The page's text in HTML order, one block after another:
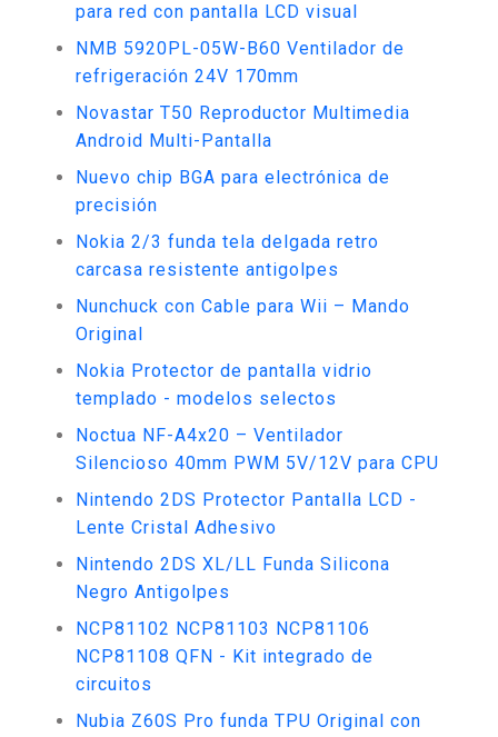
para red con pantalla LCD visual
NMB 5920PL-05W-B60 Ventilador de
refrigeración 24V 170mm
Novastar T50 Reproductor Multimedia
Android Multi-Pantalla
Nuevo chip BGA para electrónica de
precisión
Nokia 2/3 funda tela delgada retro
carcasa resistente antigolpes
Nunchuck con Cable para Wii – Mando
Original
Nokia Protector de pantalla vidrio
templado - modelos selectos
Noctua NF-A4x20 – Ventilador
Silencioso 40mm PWM 5V/12V para CPU
Nintendo 2DS Protector Pantalla LCD -
Lente Cristal Adhesivo
Nintendo 2DS XL/LL Funda Silicona
Negro Antigolpes
NCP81102 NCP81103 NCP81106
NCP81108 QFN - Kit integrado de
circuitos
Nubia Z60S Pro funda TPU Original con